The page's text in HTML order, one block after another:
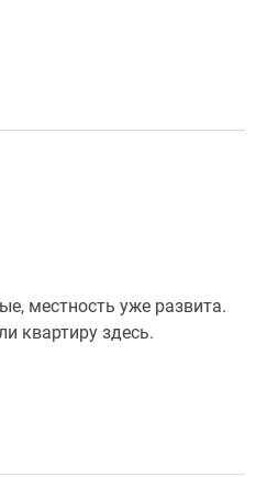
местность уже развита.
квартиру здесь.